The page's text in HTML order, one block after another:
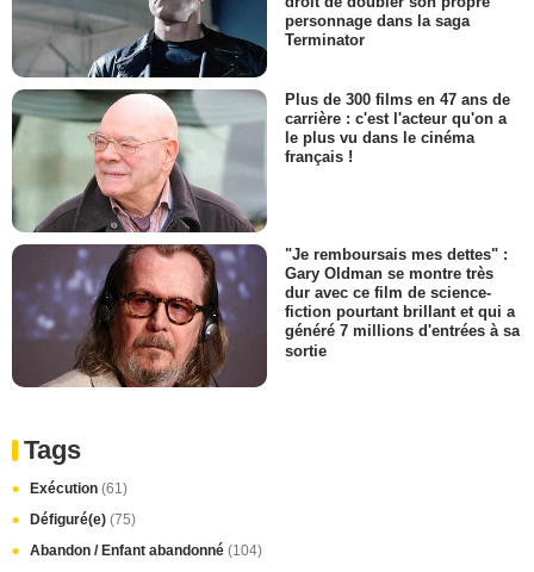
personnage dans la saga
Terminator
Plus de 300 films en 47 ans de
carrière : c'est l'acteur qu'on a
le plus vu dans le cinéma
français !
"Je remboursais mes dettes" :
Gary Oldman se montre très
dur avec ce film de science-
fiction pourtant brillant et qui a
généré 7 millions d'entrées à sa
sortie
Tags
Exécution (61)
Défiguré(e) (75)
Abandon / Enfant abandonné (104)